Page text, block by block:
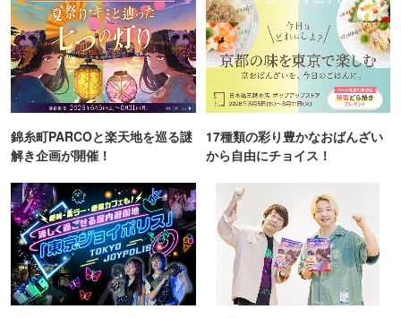
錦糸町PARCOと楽天地を巡る謎
解き企画が開催！
17種類の彩り豊かなおばんざい
から自由にチョイス！